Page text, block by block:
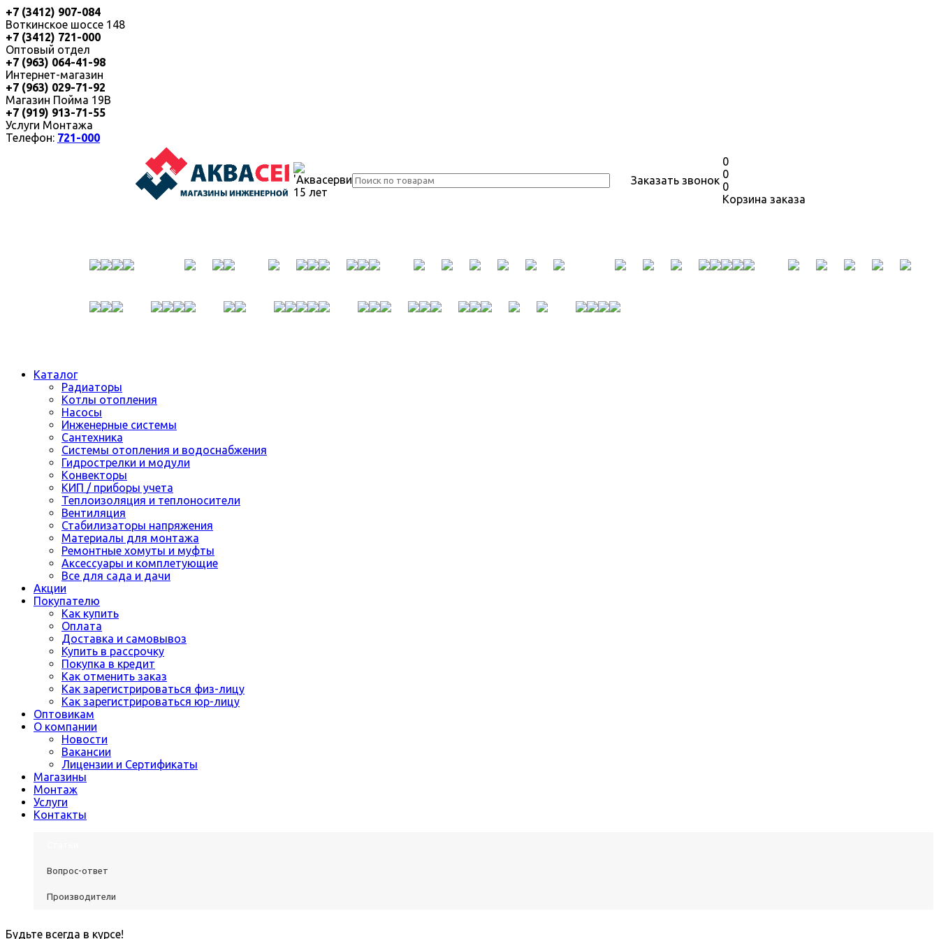
+7 (3412) 907-084
Воткинское шоссе 148
+7 (3412) 721-000
Оптовый отдел
+7 (963) 064-41-98
Интернет-магазин
+7 (963) 029-71-92
Магазин Пойма 19В
+7 (919) 913-71-55
Услуги Монтажа
Телефон: 721-000
Заказать звонок
0
0
0
Корзина заказа
Каталог
Радиаторы
Котлы отопления
Насосы
Инженерные системы
Сантехника
Системы отопления и водоснабжения
Гидрострелки и модули
Конвекторы
КИП / приборы учета
Теплоизоляция и теплоносители
Вентиляция
Стабилизаторы напряжения
Материалы для монтажа
Ремонтные хомуты и муфты
Аксессуары и комплетующие
Все для сада и дачи
Акции
Покупателю
Как купить
Оплата
Доставка и самовывоз
Купить в рассрочку
Покупка в кредит
Как отменить заказ
Как зарегистрироваться физ-лицу
Как зарегистрироваться юр-лицу
Оптовикам
О компании
Новости
Вакансии
Лицензии и Сертификаты
Магазины
Монтаж
Услуги
Контакты
Вопрос-ответ
Производители
Будьте всегда в курсе!